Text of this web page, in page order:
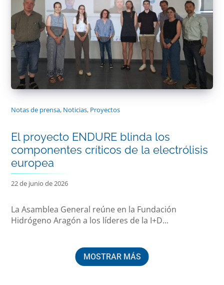
Notas de prensa, Noticias, Proyectos
El proyecto ENDURE blinda los
componentes críticos de la electrólisis
europea
22 de junio de 2026
La Asamblea General reúne en la Fundación
Hidrógeno Aragón a los líderes de la I+D...
MOSTRAR MÁS